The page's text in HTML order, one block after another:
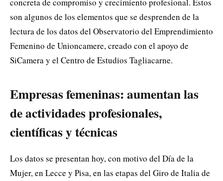
son algunos de los elementos que se desprenden de la
lectura de los datos del Observatorio del Emprendimiento
Femenino de Unioncamere, creado con el apoyo de
SiCamera y el Centro de Estudios Tagliacarne.
Empresas femeninas: aumentan las
de actividades profesionales,
científicas y técnicas
Los datos se presentan hoy, con motivo del Día de la
Mujer, en Lecce y Pisa, en las etapas del Giro de Italia de